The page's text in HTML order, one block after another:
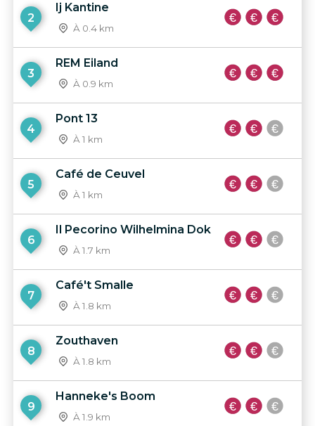
2
Ij Kantine
À 0.4 km
3
REM Eiland
À 0.9 km
4
Pont 13
À 1 km
5
Café de Ceuvel
À 1 km
6
Il Pecorino Wilhelmina Dok
À 1.7 km
7
Café't Smalle
À 1.8 km
8
Zouthaven
À 1.8 km
9
Hanneke's Boom
À 1.9 km